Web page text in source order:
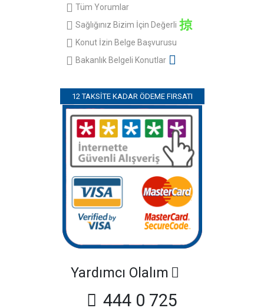
Tüm Yorumlar
Sağlığınız Bizim İçin Değerli
Konut İzin Belge Başvurusu
Bakanlık Belgeli Konutlar
12 TAKSITE KADAR ÖDEME FIRSATI
Yardımcı Olalım
444 0 725